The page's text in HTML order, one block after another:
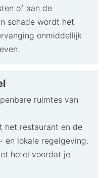
of aan de
schade wordt het
onmiddellijk
ruimtes van
het restaurant en de
en lokale regelgeving.
hotel voordat je